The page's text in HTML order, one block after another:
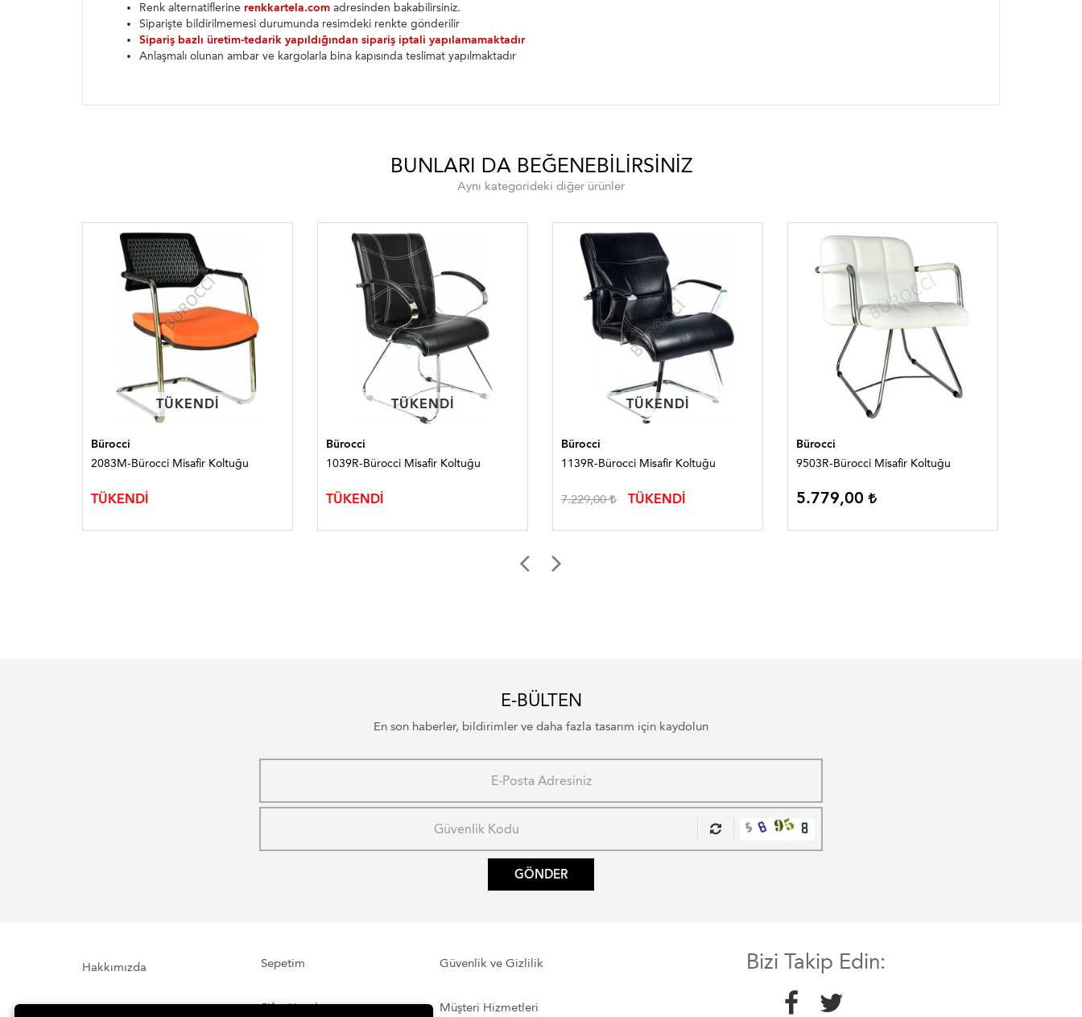
Renk alternatiflerine renkkartela.com adresinden bakabilirsiniz.
Siparişte bildirilmemesi durumunda resimdeki renkte gönderilir
Sipariş bazlı üretim-tedarik yapıldığından sipariş iptali yapılamamaktadır
Anlaşmalı olunan ambar ve kargolarla bina kapısında teslimat yapılmaktadır
BUNLARI DA BEĞENEBILIRSINIZ
Aynı kategorideki diğer ürünler
TÜKENDI
TÜKENDI
Bürocci
2083M-Bürocci Misafir Koltuğu
TÜKENDİ
TÜKENDI
TÜKENDI
Bürocci
1039R-Bürocci Misafir Koltuğu
TÜKENDİ
TÜKENDI
TÜKENDI
Bürocci
1139R-Bürocci Misafir Koltuğu
7.229,00 TÜKENDİ
Bürocci
9503R-Bürocci Misafir Koltuğu
5.779,00
E-BÜLTEN
En son haberler, bildirimler ve daha fazla tasarım için kaydolun
GÖNDER
Hakkımızda Sepetim
Şifre Hatırlatma
Güvenlik ve Gizlilik
Müşteri Hizmetleri
Bizi Takip Edin: